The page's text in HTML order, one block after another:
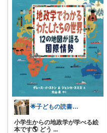
🌟子どもの読書記録🌟 お礼は↓に
小学生からの地政学が学べる絵
本です🌎 どう ...